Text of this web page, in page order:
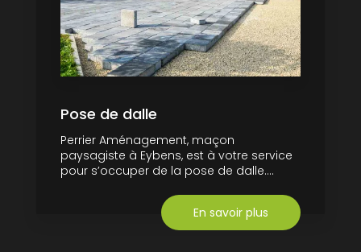
Pose de dalle
Perrier Aménagement, maçon
paysagiste à Eybens, est à votre service
pour s’occuper de la pose de dalle....
En savoir plus